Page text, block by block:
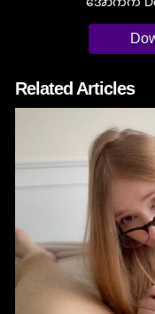
Related Articles